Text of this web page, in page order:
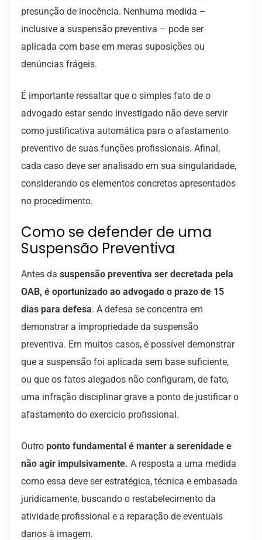
presunção de inocência. Nenhuma medida –
inclusive a suspensão preventiva – pode ser
aplicada com base em meras suposições ou
denúncias frágeis.
É importante ressaltar que o simples fato de o
advogado estar sendo investigado não deve servir
como justificativa automática para o afastamento
preventivo de suas funções profissionais. Afinal,
cada caso deve ser analisado em sua singularidade,
considerando os elementos concretos apresentados
no procedimento.
Como se defender de uma
Suspensão Preventiva
Antes da suspensão preventiva ser decretada pela
OAB, é oportunizado ao advogado o prazo de 15
dias para defesa. A defesa se concentra em
demonstrar a impropriedade da suspensão
preventiva. Em muitos casos, é possível demonstrar
que a suspensão foi aplicada sem base suficiente,
ou que os fatos alegados não configuram, de fato,
uma infração disciplinar grave a ponto de justificar o
afastamento do exercício profissional.
Outro ponto fundamental é manter a serenidade e
não agir impulsivamente. A resposta a uma medida
como essa deve ser estratégica, técnica e embasada
juridicamente, buscando o restabelecimento da
atividade profissional e a reparação de eventuais
danos à imagem.